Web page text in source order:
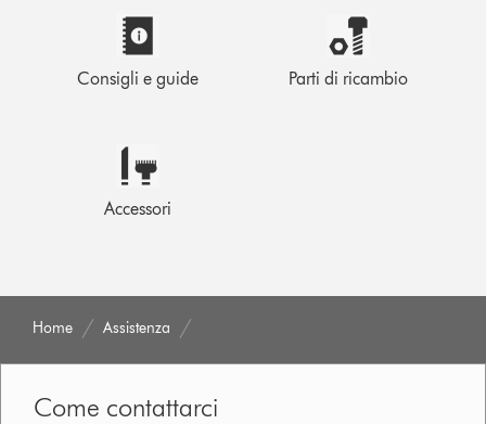
Consigli e guide Parti di ricambio
Accessori
Home Assistenza
Come contattarci